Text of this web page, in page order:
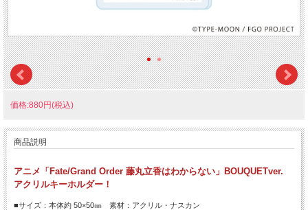
価格:880円(税込)
商品説明
アニメ「Fate/Grand Order 藤丸立香はわからない」BOUQUETver.
アクリルキーホルダー！
■サイズ：本体約 50×50㎜ 素材：アクリル・ナスカン